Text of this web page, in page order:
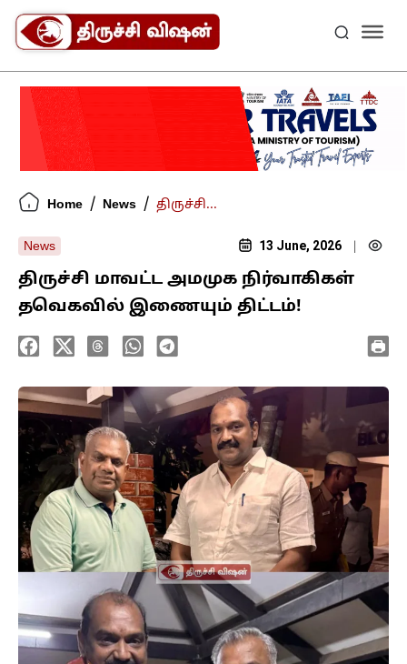
Home / News / திருச்சி...
News 13 June, 2026
திருச்சி மாவட்ட அமமுக நிர்வாகிகள்
தவெகவில் இணையும் திட்டம்!